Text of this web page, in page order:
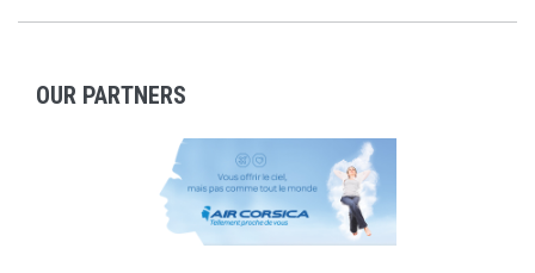
OUR PARTNERS